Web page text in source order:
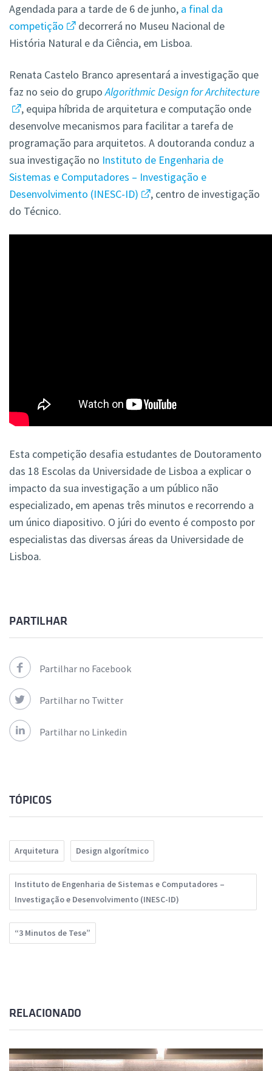
Agendada para a tarde de 6 de junho, a final da
competição
decorrerá no Museu Nacional de
História Natural e da Ciência, em Lisboa.
Renata Castelo Branco apresentará a investigação que
faz no seio do grupoAlgorithmic Design for Architecture
, equipa híbrida de arquitetura e computação onde
desenvolve mecanismos para facilitar a tarefa de
programação para arquitetos. A doutoranda conduz a
sua investigação no Instituto de Engenharia de
Sistemas e Computadores – Investigação e
Desenvolvimento (INESC-ID)
, centro de investigação
do Técnico.
Esta competição desafia estudantes de Doutoramento
das 18 Escolas da Universidade de Lisboa a explicar o
impacto da sua investigação a um público não
especializado, em apenas três minutos e recorrendo a
um único diapositivo. O júri do evento é composto por
especialistas das diversas áreas da Universidade de
Lisboa.
PARTILHAR
Partilhar no Facebook
Partilhar no Twitter
Partilhar no Linkedin
TÓPICOS
Arquitetura Design algorítmico
Instituto de Engenharia de Sistemas e Computadores –
Investigação e Desenvolvimento (INESC-ID)
“3 Minutos de Tese”
RELACIONADO